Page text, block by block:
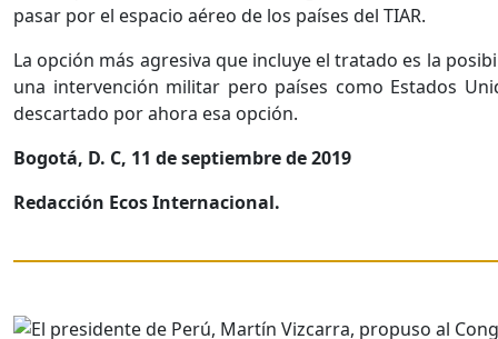
pasar por el espacio aéreo de los países del TIAR.
La opción más agresiva que incluye el tratado es la
una intervención militar pero países como Estados
descartado por ahora esa opción.
Bogotá, D. C, 11 de septiembre de 2019
Redacción Ecos Internacional.